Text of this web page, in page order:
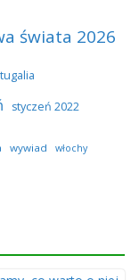
świata 2026
styczeń 2022
wywiad włochy